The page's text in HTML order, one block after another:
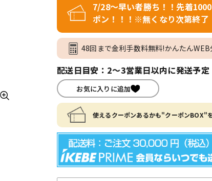
7/28～早い者勝ち！！先着
ポン！！！※無くなり次第終了
48回まで金利手数料無料!かんたん
配送日目安：2～3営業日以内に発送予定
お気に入りに追加
使えるクーポンあるかも"クーポンBOX"